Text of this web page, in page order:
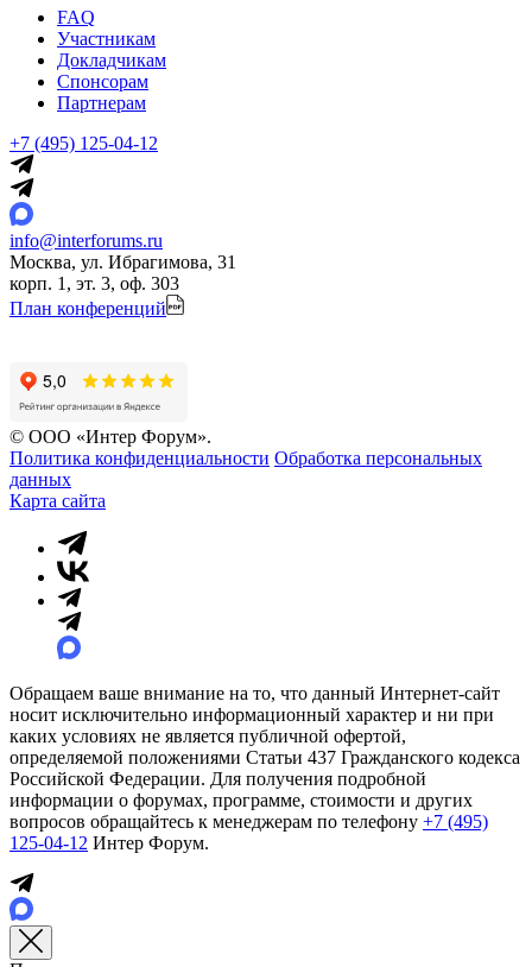
FAQ
Участникам
Докладчикам
Спонсорам
Партнерам
+7 (495) 125-04-12
info@interforums.ru
Москва, ул. Ибрагимова, 31
корп. 1, эт. 3, оф. 303
План конференций
© ООО «Интер Форум».
Политика конфиденциальности Обработка персональных
данных
Карта сайта
Обращаем ваше внимание на то, что данный Интернет-сайт
носит исключительно информационный характер и ни при
каких условиях не является публичной офертой,
определяемой положениями Статьи 437 Гражданского кодекса
Российской Федерации. Для получения подробной
информации о форумах, программе, стоимости и других
вопросов обращайтесь к менеджерам по телефону +7 (495)
125-04-12 Интер Форум.